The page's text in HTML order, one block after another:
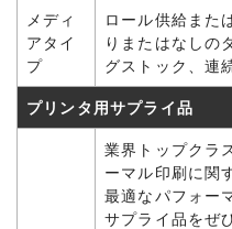
メディ
アタイ
プ
ロール供給また
りまたはなしの
グストック、連
プリンタ用サプライ品
業界トップクラ
ーマル印刷に関
最適なパフォー
サプライ品をぜ